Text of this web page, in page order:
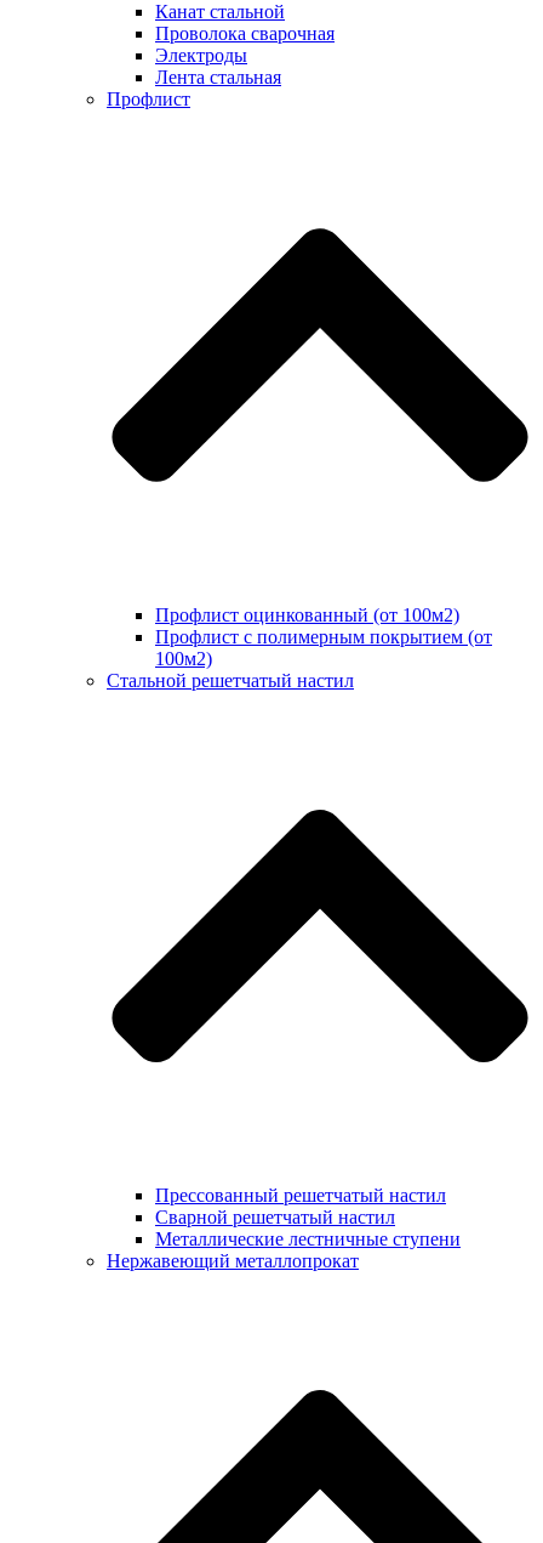
Канат стальной
Проволока сварочная
Электроды
Лента стальная
Профлист
Профлист оцинкованный (от 100м2)
Профлист с полимерным покрытием (от
100м2)
Стальной решетчатый настил
Прессованный решетчатый настил
Сварной решетчатый настил
Металлические лестничные ступени
Нержавеющий металлопрокат